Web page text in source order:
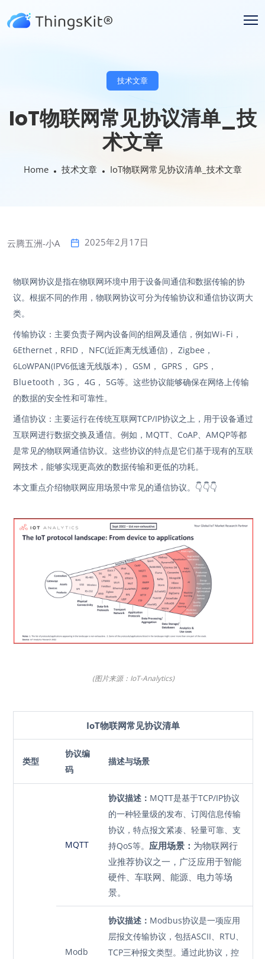
技术文章
IoT物联网常见协议清单_技
术文章
Home 技术文章 IoT物联网常见协议清单_技术文章
云腾五洲-小A 2025年2月17日
物联网协议是指在物联网环境中用于设备间通信和数据传输的协
议。根据不同的作用，物联网协议可分为传输协议和通信协议两大
类。
传输协议：主要负责子网内设备间的组网及通信，例如Wi-Fi，
6Ethernet，RFID， NFC(近距离无线通信)， Zigbee，
6LoWPAN(IPV6低速无线版本)， GSM， GPRS， GPS，
Bluetooth ，3G， 4G， 5G等。这些协议能够确保在网络上传输
的数据的安全性和可靠性。
通信协议：主要运行在传统互联网TCP/IP协议之上，用于设备通过
互联网进行数据交换及通信。例如，MQTT、CoAP、AMQP等都
是常见的物联网通信协议。这些协议的特点是它们基于现有的互联
网技术，能够实现更高效的数据传输和更低的功耗。
本文重点介绍物联网应用场景中常见的通信协议。 👇👇👇
(图片来源：IoT-Analytics)
IoT物联网常见协议清单
类型
协议编
码
描述与场景
MQTT
协议描述： MQTT是基于TCP/IP协议
的一种轻量级的发布、订阅信息传输
协议，特点报文紧凑、轻量可靠、支
持QoS等。应用场景： 为物联网行
业推荐协议之一，广泛应用于智能
硬件、车联网、能源、电力等场
景。
Modb
协议描述： Modbus协议是一项应用
层报文传输协议，包括ASCII、RTU、
TCP三种报文类型。通过此协议，控